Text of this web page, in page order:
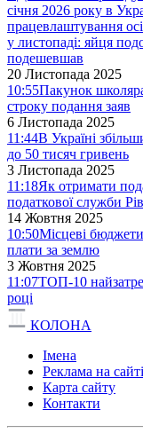
січня 2026 року в
працевлаштування
у листопаді: яйця
подешевшав
20 Листопада 2025
10:55Пакунок
строку подання заяв
6 Листопада 2025
11:44В Україні
до 50 тисяч гривень
3 Листопада 2025
11:18Як отримати
податкової служби
14 Жовтня 2025
10:50Місцеві
плати за землю
3 Жовтня 2025
11:07ТОП-10
році
КОЛОНА
Імена
Реклама на сайті
Карта сайту
Контакти